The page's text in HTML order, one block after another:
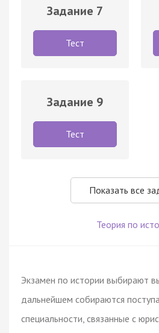
Задание 7
Тест
Задание 9
Тест
Показать все
Теория по
Экзамен по истории выбирают
дальнейшем собираются
специальности, связанные с